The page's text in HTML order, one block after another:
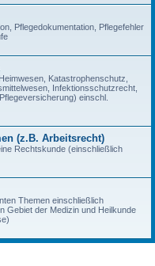
Pflegedokumentation, Pflegefehler
Katastrophenschutz,
Infektionsschutzrecht,
einschl.
(z.B. Arbeitsrecht)
Rechtskunde (einschließlich
Themen einschließlich
Gebiet der Medizin und Heilkunde